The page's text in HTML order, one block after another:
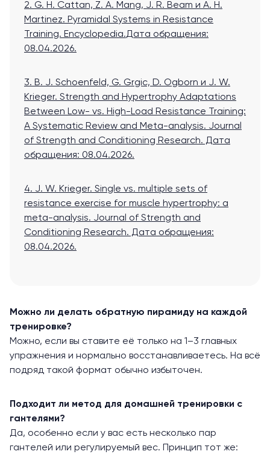
2. G. H. Cattan, Z. A. Mang, J. R. Beam и A. H.
Martinez. Pyramidal Systems in Resistance
Training. Encyclopedia.Дата обращения:
08.04.2026.
3. B. J. Schoenfeld, G. Grgic, D. Ogborn и J. W.
Krieger. Strength and Hypertrophy Adaptations
Between Low- vs. High-Load Resistance Training:
A Systematic Review and Meta-analysis. Journal
of Strength and Conditioning Research. Дата
обращения: 08.04.2026.
4. J. W. Krieger. Single vs. multiple sets of
resistance exercise for muscle hypertrophy: a
meta-analysis. Journal of Strength and
Conditioning Research. Дата обращения:
08.04.2026.
Можно ли делать обратную пирамиду на каждой
тренировке?
Можно, если вы ставите её только на 1–3 главных
упражнения и нормально восстанавливаетесь. На всё
подряд такой формат обычно избыточен.
Подходит ли метод для домашней тренировки с
гантелями?
Да, особенно если у вас есть несколько пар
гантелей или регулируемый вес. Принцип тот же: